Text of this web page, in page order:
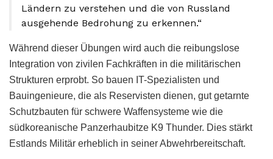
Ländern zu verstehen und die von Russland
ausgehende Bedrohung zu erkennen.“
Während dieser Übungen wird auch die reibungslose
Integration von zivilen Fachkräften in die militärischen
Strukturen erprobt. So bauen IT-Spezialisten und
Bauingenieure, die als Reservisten dienen, gut getarnte
Schutzbauten für schwere Waffensysteme wie die
südkoreanische Panzerhaubitze K9 Thunder. Dies stärkt
Estlands Militär erheblich in seiner Abwehrbereitschaft.